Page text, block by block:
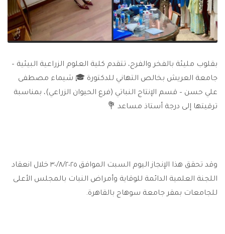
بقلوب مليئة بالفخر والفرح، تتقدم كلية العلوم الزراعية البيئية –
جامعة العريش بخالص التهاني للدكتورة 🎓 شيماء مصطفى
علي حسن – قسم الإنتاج النباتي (فرع الحيوان الزراعي)، بمناسبة
ترقيتها إلى درجة أستاذ مساعد 💐
وقد تحقق هذا الإنجاز اليوم السبت الموافق ٣٠/٨/٢٠٢٥ خلال انعقاد
اللجنة العلمية الدائمة للوقاية وأمراض النبات بالمجلس الأعلى
للجامعات بمقر جامعة سوهاج بالقاهرة.